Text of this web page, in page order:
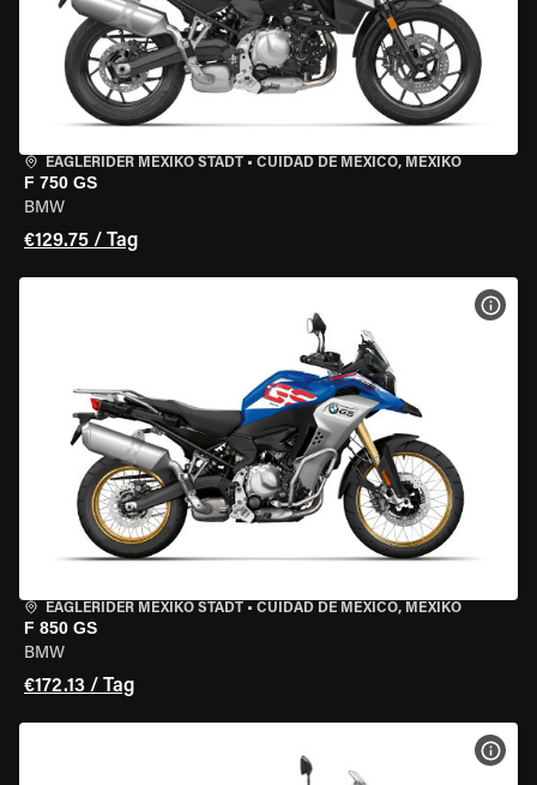
EAGLERIDER MEXIKO STADT • CUIDAD DE MEXICO, MEXIKO
F 750 GS
BMW
€129.75 / Tag
EAGLERIDER MEXIKO STADT • CUIDAD DE MEXICO, MEXIKO
F 850 GS
BMW
€172.13 / Tag